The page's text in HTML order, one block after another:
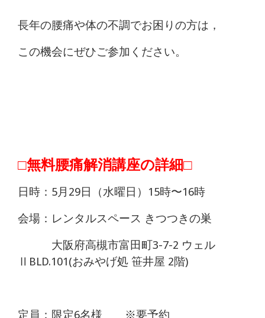
長年の腰痛や体の不調でお困りの方は，
この機会にぜひご参加ください。
□無料腰痛解消講座の詳細□
日時：5月29日（水曜日）15時〜16時
会場：レンタルスペース きつつきの巣
大阪府高槻市富田町3-7-2 ウェル
ⅡBLD.101(おみやげ処 笹井屋 2階)
定員：限定6名様 ※要予約